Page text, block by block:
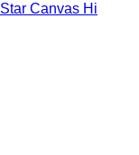
Canvas Hi